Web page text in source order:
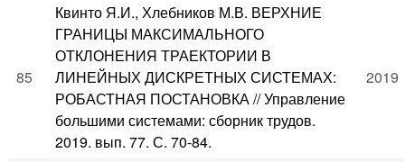
85
Квинто Я.И., Хлебников М.В. ВЕРХНИЕ
ГРАНИЦЫ МАКСИМАЛЬНОГО
ОТКЛОНЕНИЯ ТРАЕКТОРИИ В
ЛИНЕЙНЫХ ДИСКРЕТНЫХ СИСТЕМАХ:
РОБАСТНАЯ ПОСТАНОВКА // Управление
большими системами: сборник трудов.
2019. вып. 77. С. 70-84.
2019